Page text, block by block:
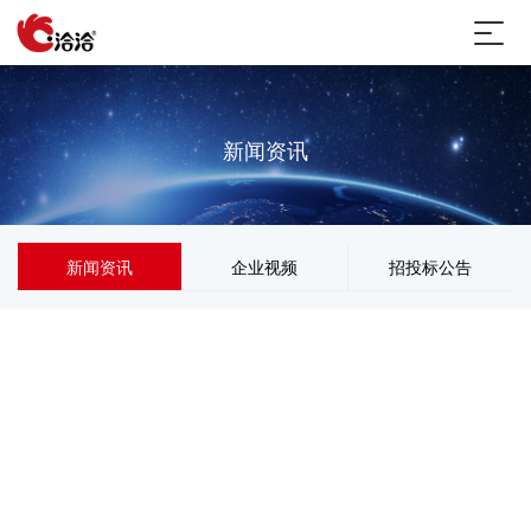
新闻资讯
新闻资讯 企业视频 招投标公告